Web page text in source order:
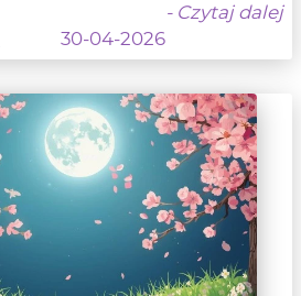
- Czytaj dalej
30-04-2026